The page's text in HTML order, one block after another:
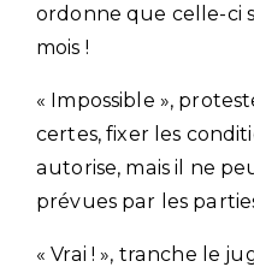
ordonne que celle-ci
mois !
« Impossible »,
certes, fixer les
autorise, mais il ne
prévues par les
« Vrai ! », tranche le